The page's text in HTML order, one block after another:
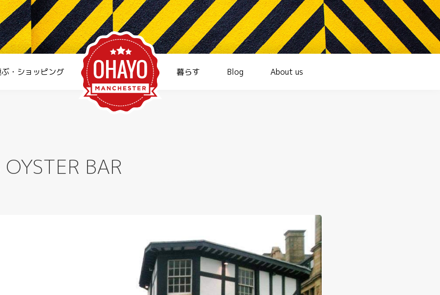
・ショッピング 暮らす Blog About us
BAR